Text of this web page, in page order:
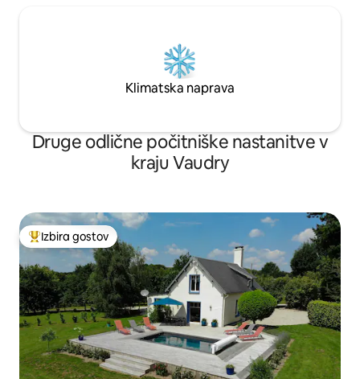
Klimatska naprava
Druge odlične počitniške nastanitve v
kraju Vaudry
Najbolj priljubljena prenočišča z značko »Izbira gostov«
Izbira gostov